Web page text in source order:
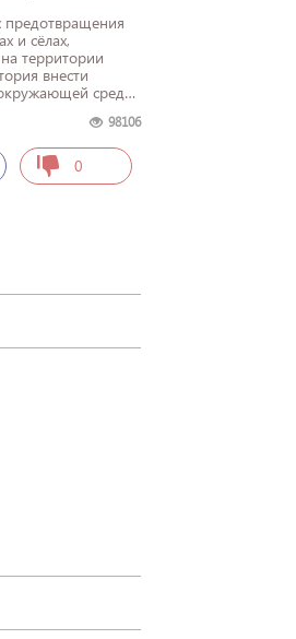
предотвращения
и сёлах,
внести
среды:
98106
0